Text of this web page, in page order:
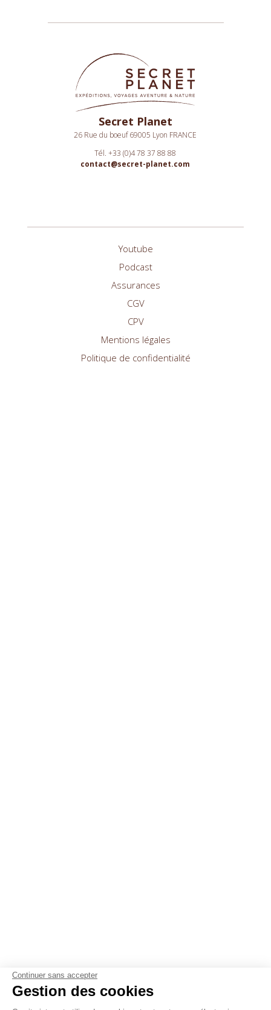
Secret Planet
26 Rue du boeuf 69005 Lyon FRANCE
Tél. +33 (0)4 78 37 88 88
contact@secret-planet.com
Youtube
Podcast
Assurances
CGV
CPV
Mentions légales
Politique de confidentialité
Continuer sans accepter
Gestion des cookies